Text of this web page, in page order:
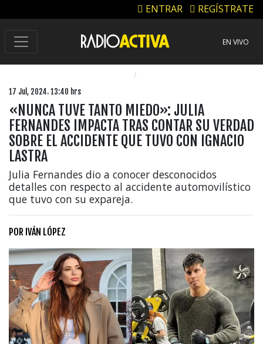
ENTRAR REGÍSTRATE
EN VIVO
17 Jul, 2024. 13:40 hrs
«NUNCA TUVE TANTO MIEDO»: JULIA
FERNANDES IMPACTA TRAS CONTAR SU VERDAD
SOBRE EL ACCIDENTE QUE TUVO CON IGNACIO
LASTRA
Julia Fernandes dio a conocer desconocidos
detalles con respecto al accidente automovilístico
que tuvo con su expareja.
POR IVÁN LÓPEZ